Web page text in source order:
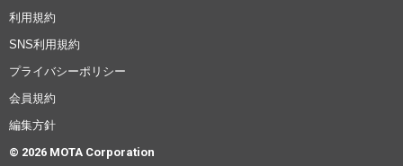
利用規約
SNS利用規約
プライバシーポリシー
会員規約
編集方針
© 2026 MOTA Corporation